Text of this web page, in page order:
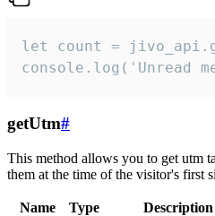
let count =
console.log('Unread
getUtm#
This method allows you to get utm
them at the time of the visitor's first
Name Type
Description